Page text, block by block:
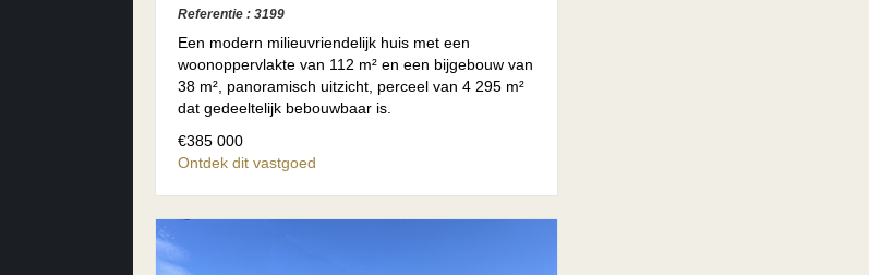
Referentie : 3199
Een modern milieuvriendelijk huis met een
woonoppervlakte van 112 m² en een bijgebouw van
38 m², panoramisch uitzicht, perceel van 4 295 m²
dat gedeeltelijk bebouwbaar is.
€385 000
Ontdek dit vastgoed